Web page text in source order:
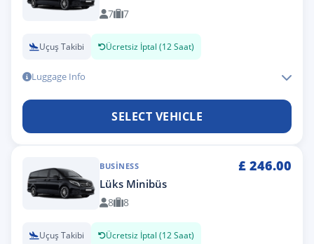
7 7
Uçuş Takibi Ücretsiz İptal (12 Saat)
Luggage Info
SELECT VEHICLE
BUSINESS £ 246.00
Lüks Minibüs
8 8
Uçuş Takibi Ücretsiz İptal (12 Saat)